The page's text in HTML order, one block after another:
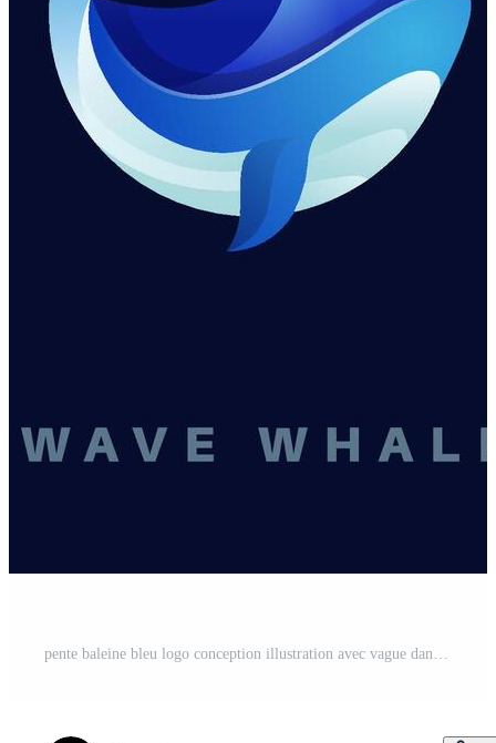
pente baleine bleu logo conception illustration avec vague dans mer graphique élément pour marque, gros poisson logo modèle Vecteur Pro